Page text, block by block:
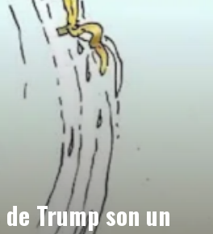
Trump son un